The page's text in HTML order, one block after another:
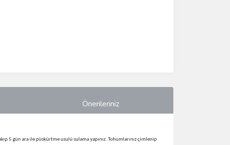
Önerileriniz
5 gün ara ile püskürtme usulü sulama yapınız. Tohumlarınız çimlenip